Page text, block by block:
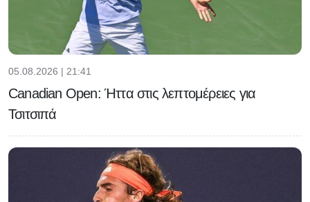
05.08.2026 | 21:41
Canadian Open: Ήττα στις λεπτομέρειες για
Τσιτσιπά